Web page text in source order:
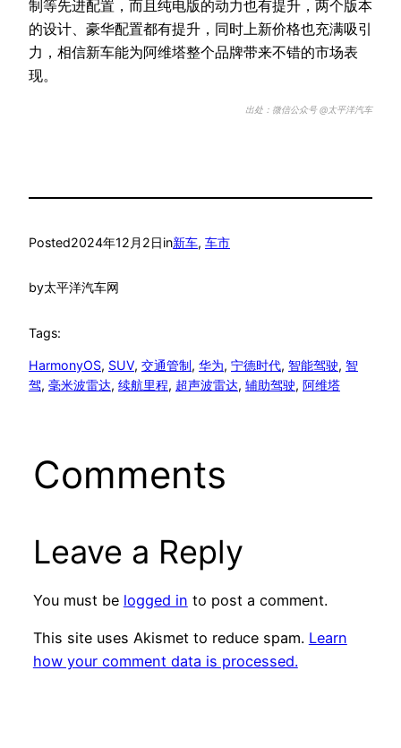
制等先进配置，而且纯电版的动力也有提升，两个版本
的设计、豪华配置都有提升，同时上新价格也充满吸引
力，相信新车能为阿维塔整个品牌带来不错的市场表
现。
出处：微信公众号 @太平洋汽车
Posted2024年12月2日in新车, 车市
by太平洋汽车网
Tags:
HarmonyOS, SUV, 交通管制, 华为, 宁德时代, 智能驾驶, 智
驾, 毫米波雷达, 续航里程, 超声波雷达, 辅助驾驶, 阿维塔
Comments
Leave a Reply
You must be logged in to post a comment.
This site uses Akismet to reduce spam. Learn
how your comment data is processed.